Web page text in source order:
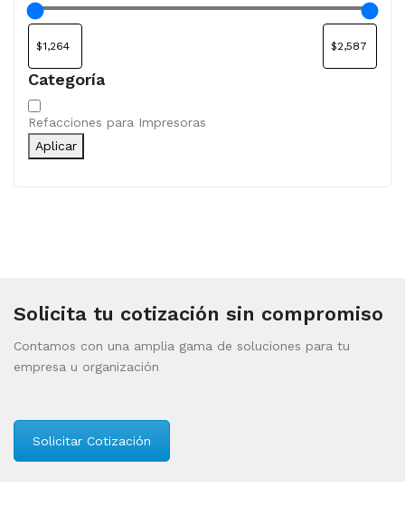
Categoría
Categoría
Refacciones para Impresoras
Aplicar
Solicita tu cotización sin compromiso
Contamos con una amplia gama de soluciones para tu
empresa u organización
Solicitar Cotización